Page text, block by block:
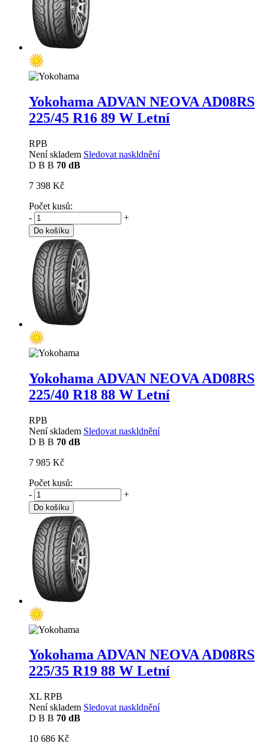
Yokohama ADVAN NEOVA AD08RS
225/45 R16 89 W Letní
RPB
Není skladem Sledovat naskldnění
D B B 70 dB
7 398 Kč
Počet kusů:
-
+
Do košíku
Yokohama ADVAN NEOVA AD08RS
225/40 R18 88 W Letní
RPB
Není skladem Sledovat naskldnění
D B B 70 dB
7 985 Kč
Počet kusů:
-
+
Do košíku
Yokohama ADVAN NEOVA AD08RS
225/35 R19 88 W Letní
XL RPB
Není skladem Sledovat naskldnění
D B B 70 dB
10 686 Kč